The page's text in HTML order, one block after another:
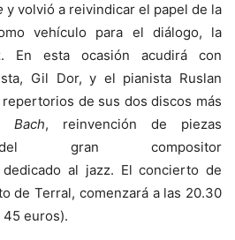
y volvió a reivindicar el papel de la
vehículo para el diálogo, la
En esta ocasión acudirá con
Gil Dor, y el pianista Ruslan
de sus dos discos más
Bach, reinvención de piezas
del gran compositor
al jazz. El concierto de
de Terral, comenzará a las 20.30
45 euros).